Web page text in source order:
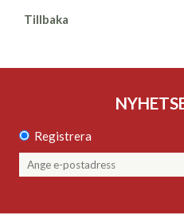
Tillbaka
Registrera